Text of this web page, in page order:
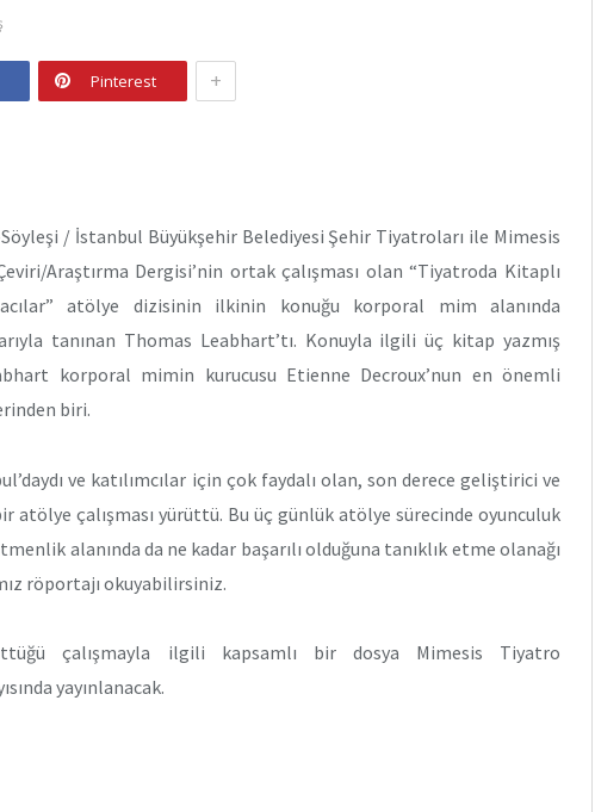
Pinterest +
/ İstanbul Büyükşehir Belediyesi Şehir Tiyatroları ile Mimesis
Araştırma Dergisi’nin ortak çalışması olan “Tiyatroda Kitaplı
atölye dizisinin ilkinin konuğu korporal mim alanında
tanınan Thomas Leabhart’tı. Konuyla ilgili üç kitap yazmış
korporal mimin kurucusu Etienne Decroux’nun en önemli
biri.
ve katılımcılar için çok faydalı olan, son derece geliştirici ve
çalışması yürüttü. Bu üç günlük atölye sürecinde oyunculuk
alanında da ne kadar başarılı olduğuna tanıklık etme olanağı
röportajı okuyabilirsiniz.
çalışmayla ilgili kapsamlı bir dosya Mimesis Tiyatro
yayınlanacak.